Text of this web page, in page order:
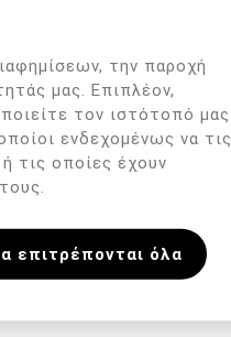
την παροχή
μας. Επιπλέον,
τον ιστότοπό μας
ενδεχομένως να τις
τις οποίες έχουν
επιτρέπονται όλα